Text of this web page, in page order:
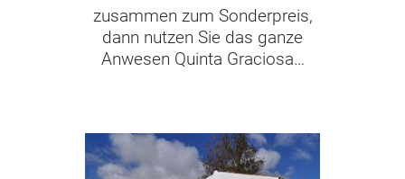
zusammen zum Sonderpreis,
dann nutzen Sie das ganze
Anwesen Quinta Graciosa…